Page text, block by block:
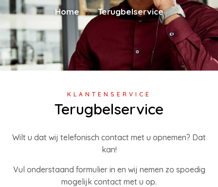
Home Terugbelservice
Terugbelservice
KLANTENSERVICE
Wilt u dat wij telefonisch contact met u opnemen? Dat
kan!
Vul onderstaand formulier in en wij nemen zo spoedig
mogelijk contact met u op.